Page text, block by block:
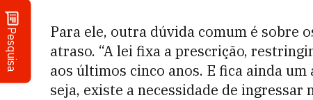
Pesquisa
Para ele, outra dúvida comum é sobre
atraso. “A lei fixa a prescrição,
aos últimos cinco anos. E fica ainda
seja, existe a necessidade de